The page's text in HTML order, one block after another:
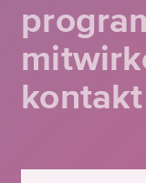
kontakt